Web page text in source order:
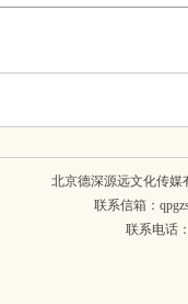
北京德深源远文化传
联系信箱：
联系电话